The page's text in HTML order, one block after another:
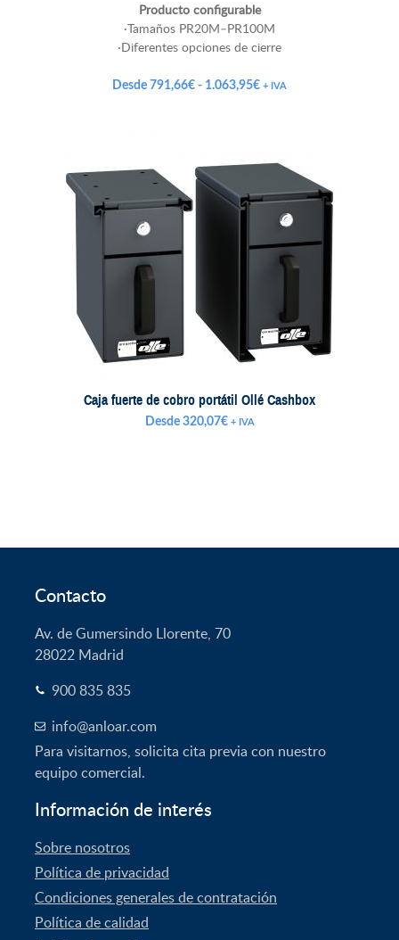
Producto configurable
·Tamaños PR20M–PR100M
·Diferentes opciones de cierre
Desde791,66€- 1.063,95€Rango
791,66€
1.063,95€
+ IVA
Caja fuerte de cobro portátil Ollé Cashbox
Desde320,07€ + IVA
Contacto
Av. de Gumersindo Llorente, 70
28022 Madrid
900 835 835
info@anloar.com
Para visitarnos, solicita cita previa con nuestro
equipo comercial.
Información de interés
Sobre nosotros
Política de privacidad
Condiciones generales de contratación
Política de calidad